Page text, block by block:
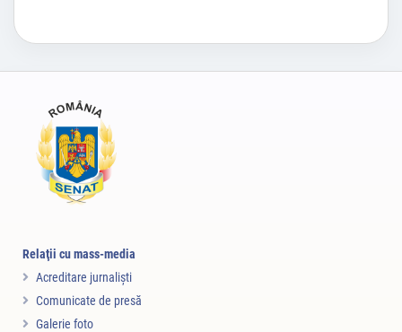
Relaţii cu mass-media
Acreditare jurnalişti
Comunicate de presă
Galerie foto